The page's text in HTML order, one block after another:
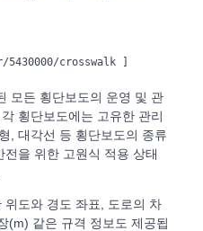
crosswalk
모든 횡단보도의 운영 및 관
횡단보도에는 고유한 관리
, 대각선 등 횡단보도의 종류
을 위한 고원식 적용 상태
위도와 경도 좌표, 도로의 차
(m) 같은 규격 정보도 제공됩